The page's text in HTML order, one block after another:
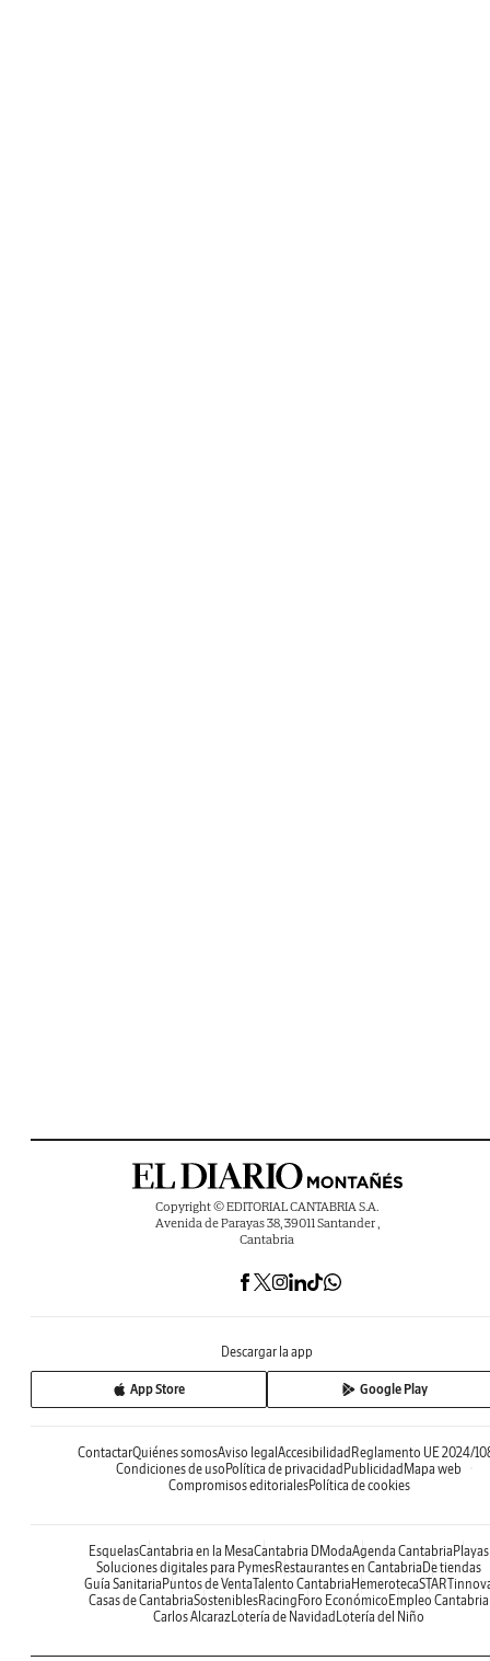
Copyright © EDITORIAL CANTABRIA S.A.
Avenida de Parayas 38, 39011 Santander ,
Cantabria
Descargar la app
App Store Google Play
ContactarQuiénes somosAviso legal Accesibilidad Reglamento UE 2024/
Condiciones de uso Política de privacidad Publicidad Mapa web
Compromisos editorialesPolítica de cookies
EsquelasCantabria en la MesaCantabria DModaAgenda Cantabria Playas
Soluciones digitales para PymesRestaurantes en Cantabria De tiendas
Guía Sanitaria Puntos de VentaTalento Cantabria Hemeroteca
Casas de CantabriaSosteniblesRacing Foro Económico Empleo Cantabria
Carlos Alcaraz Lotería de Navidad Lotería del Niño